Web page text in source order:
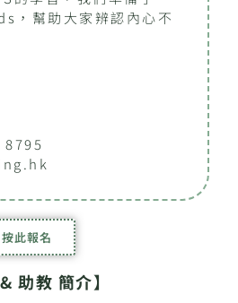
幫助大家辨認內心不
按此報名
助教 簡介】